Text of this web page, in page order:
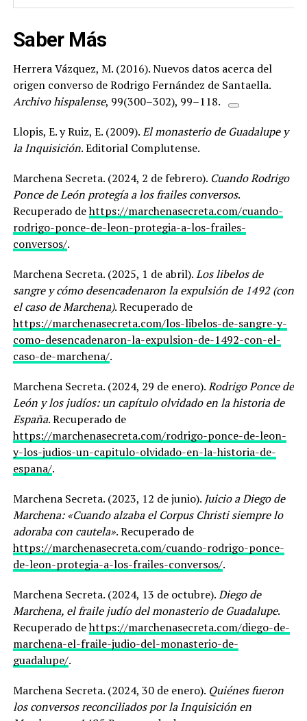
Saber Más
Herrera Vázquez, M. (2016). Nuevos datos acerca del
origen converso de Rodrigo Fernández de Santaella.
Archivo hispalense, 99(300–302), 99–118.
Llopis, E. y Ruiz, E. (2009).El monasterio de Guadalupe y
la Inquisición. Editorial Complutense.
Marchena Secreta. (2024, 2 de febrero). Cuando Rodrigo
Ponce de León protegía a los frailes conversos.
Recuperado dehttps://marchenasecreta.com/cuando-
rodrigo-ponce-de-leon-protegia-a-los-frailes-
conversos/.
Marchena Secreta. (2025, 1 de abril).Los libelos de
sangre y cómo desencadenaron la expulsión de 1492 (con
el caso de Marchena). Recuperado de
https://marchenasecreta.com/los-libelos-de-sangre-y-
como-desencadenaron-la-expulsion-de-1492-con-el-
caso-de-marchena/.
Marchena Secreta. (2024, 29 de enero).Rodrigo Ponce de
León y los judíos: un capítulo olvidado en la historia de
España. Recuperado de
https://marchenasecreta.com/rodrigo-ponce-de-leon-
y-los-judios-un-capitulo-olvidado-en-la-historia-de-
espana/.
Marchena Secreta. (2023, 12 de junio). Juicio a Diego de
Marchena: «Cuando alzaba el Corpus Christi siempre lo
adoraba con cautela». Recuperado de
https://marchenasecreta.com/cuando-rodrigo-ponce-
de-leon-protegia-a-los-frailes-conversos/.
Marchena Secreta. (2024, 13 de octubre).Diego de
Marchena, el fraile judío del monasterio de Guadalupe.
Recuperado dehttps://marchenasecreta.com/diego-de-
marchena-el-fraile-judio-del-monasterio-de-
guadalupe/.
Marchena Secreta. (2024, 30 de enero). Quiénes fueron
los conversos reconciliados por la Inquisición en